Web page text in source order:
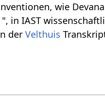
wie
in IAST
derVelthuis